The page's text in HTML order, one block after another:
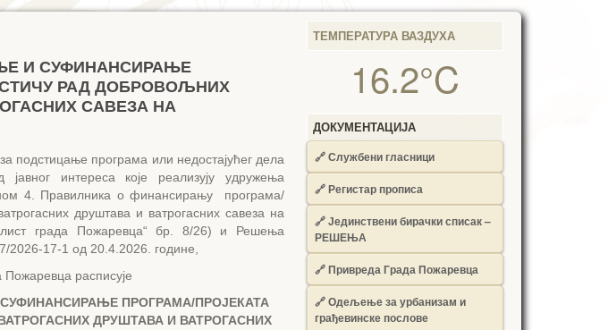
И СУФИНАНСИРАЊЕ
РАД ДОБРОВОЉНИХ
САВЕЗА НА
подстицање програма или недостајућег дела
интереса које реализују удружења
4. Правилника о финансирању програма/
друштава и ватрогасних савеза на
лист града Пожаревца“ бр. 8/26) и Решења
2026-17-1 од 20.4.2026. године,
Пожаревца расписује
ПРОГРАМА/ПРОЈЕКАТА
ДРУШТАВА И ВАТРОГАСНИХ
ТЕМПЕРАТУРА ВАЗДУХА
16.2°C
ДОКУМЕНТАЦИЈА
🔗Службени гласници
🔗Регистар прописа
🔗Јединствени бирачки списак –
РЕШЕЊА
🔗Привреда Града Пожаревца
🔗Одељење за урбанизам и
грађевинске послове